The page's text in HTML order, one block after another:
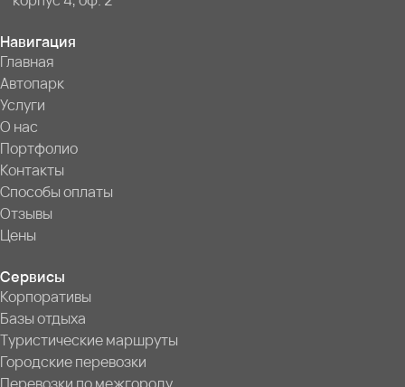
Навигация
Главная
Автопарк
Услуги
О нас
Портфолио
Контакты
Способы оплаты
Отзывы
Цены
Сервисы
Корпоративы
Базы отдыха
Туристические маршруты
Городские перевозки